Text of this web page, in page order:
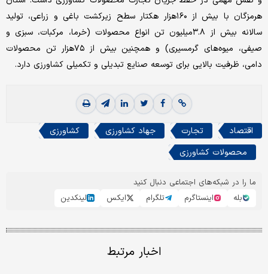
هرمزگان با بیش از ۱۶۰هزار هکتار سطح زیرکشت باغی و زراعی، تولید
سالانه بیش از ۳.۸‌میلیون تن انواع محصولات (خرما، مرکبات، سبزی و
صیفی، میوه‌های گرمسیری) و همچنین بیش از ۷۵هزار تن محصولات
دامی، ظرفیت بالایی برای توسعه صنایع تبدیلی و تکمیلی کشاورزی دارد.
اقتصاد تجارت جهاد کشاورزی
کشاورزی
محصولات کشاورزی
ما را در شبکه‌های اجتماعی دنبال کنید
بله
اینستاگرم تلگرام ایکس لینکدین
اخبار مرتبط